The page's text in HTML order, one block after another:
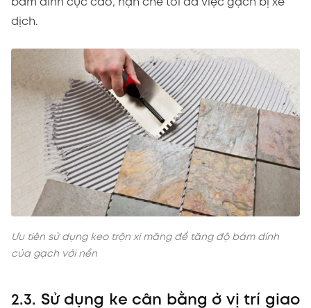
bám dính cực cao, hạn chế tối đa việc gạch bị xê
dịch.
Ưu tiên sử dụng keo trộn xi măng để tăng độ bám dính
của gạch với nền
2.3. Sử dụng ke cân bằng ở vị trí giao